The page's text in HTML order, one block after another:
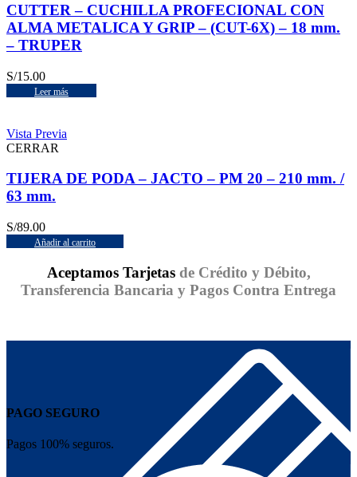
CUTTER – CUCHILLA PROFECIONAL CON
ALMA METALICA Y GRIP – (CUT-6X) – 18 mm.
– TRUPER
S/15.00
Leer más
Vista Previa
CERRAR
TIJERA DE PODA – JACTO – PM 20 – 210 mm. /
63 mm.
S/89.00
Añadir al carrito
Aceptamos Tarjetas de Crédito y Débito,
Transferencia Bancaria y Pagos Contra Entrega
PAGO SEGURO
Pagos 100% seguros.